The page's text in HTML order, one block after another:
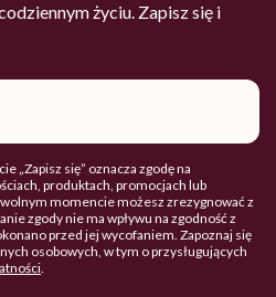
życiu. Zapisz się i
„Zapisz się” oznacza zgodę na
produktach, promocjach lub
momencie możesz zrezygnować z
zgody nie ma wpływu na zgodność z
przed jej wycofaniem. Zapoznaj się
osobowych, w tym o przysługujących
.